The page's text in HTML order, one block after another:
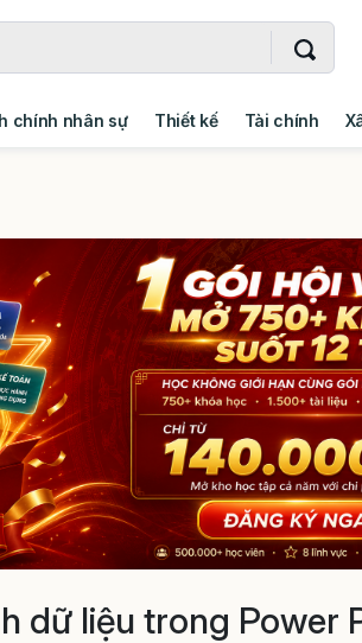
chính nhân sự Thiết kế Tài chính
dữ liệu trong Power